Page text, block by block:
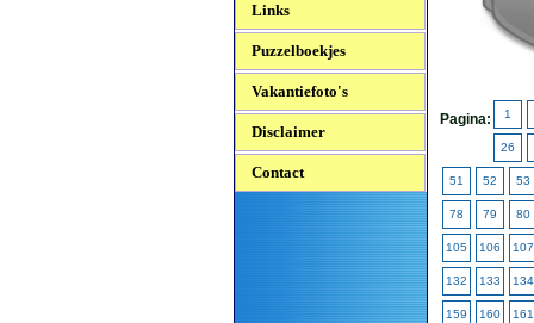
Links
Puzzelboekjes
Vakantiefoto's
Disclaimer
Contact
Pagina: 1
26
51 52 53
78 79 80
105 106 107
132 133 134
159 160 161